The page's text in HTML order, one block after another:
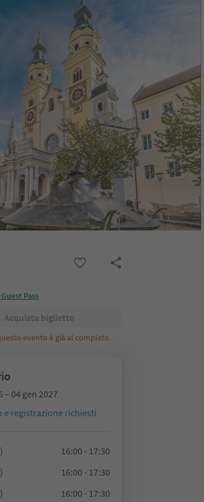
Pass
Acquista biglietto
evento è già al completo
– 04 gen 2027
e registrazione richiesti
16:00 - 17:30
16:00 - 17:30
16:00 - 17:30